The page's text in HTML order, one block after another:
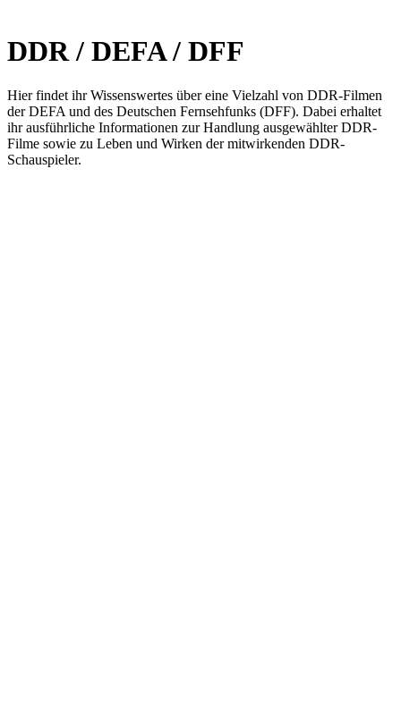
DDR / DEFA / DFF
Hier findet ihr Wissenswertes über eine Vielzahl von DDR-Filmen
der DEFA und des Deutschen Fernsehfunks (DFF). Dabei erhaltet
ihr ausführliche Informationen zur Handlung ausgewählter DDR-
Filme sowie zu Leben und Wirken der mitwirkenden DDR-
Schauspieler.